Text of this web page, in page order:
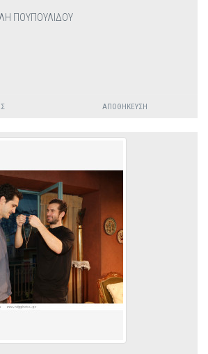
ΠΟΥΠΟΥΛΙΔΟΥ
ΑΠΟΘΉΚΕΥΣΗ